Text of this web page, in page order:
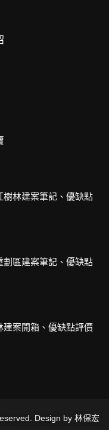
樹林建案筆記、優缺點
劃區建案筆記、優缺點
建案開箱、優缺點評價
Design by 林保宏